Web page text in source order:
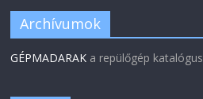
Archívumok
GÉPMADARAK a repülőgép katalógus